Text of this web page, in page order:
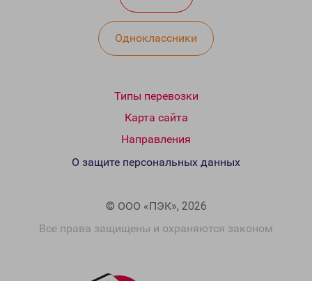
Одноклассники
Типы перевозки
Карта сайта
Направления
© ООО «ПЭК», 2026
Все права защищены и охраняются законом
О защите персональных данных